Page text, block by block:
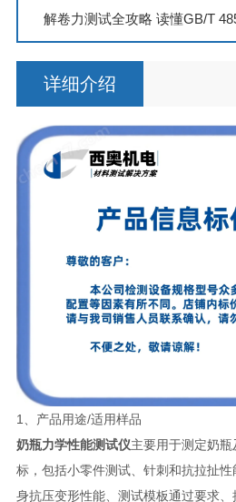
详细介绍
1、产品用途/适用样品
奶瓶力学性能测试仪主要用于测定奶
标，包括小零件测试、针刺和抗拉扯
身抗压变形性能、测试模板通过要求